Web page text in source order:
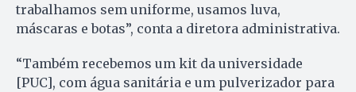
trabalhamos sem uniforme, usamos luva,
máscaras e botas”, conta a diretora administrativa.
“Também recebemos um kit da universidade
[PUC], com água sanitária e um pulverizador para